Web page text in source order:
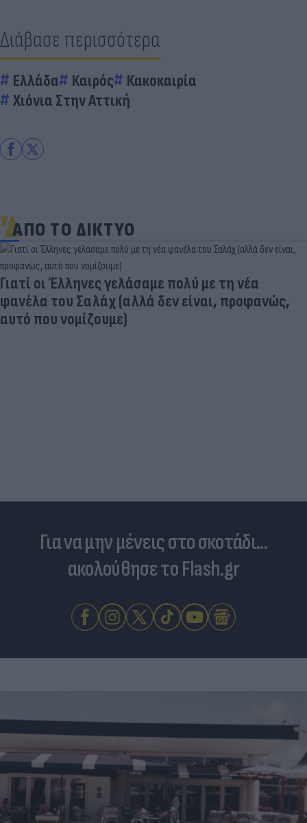
Διάβασε περισσότερα
Ελλάδα Καιρός
Κακοκαιρία
Χιόνια Στην Αττική
ΑΠΟ ΤΟ ΔΙΚΤΥΟ
Γιατί οι Έλληνες γελάσαμε πολύ με τη νέα
φανέλα του Σαλάχ (αλλά δεν είναι, προφανώς,
αυτό που νομίζουμε)
Για να μην μένεις στο σκοτάδι...
ακολούθησε το Flash.gr